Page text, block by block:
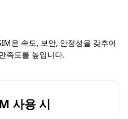
은 속도, 보안, 안정성을 갖추어
족도를 높입니다.
사용 시